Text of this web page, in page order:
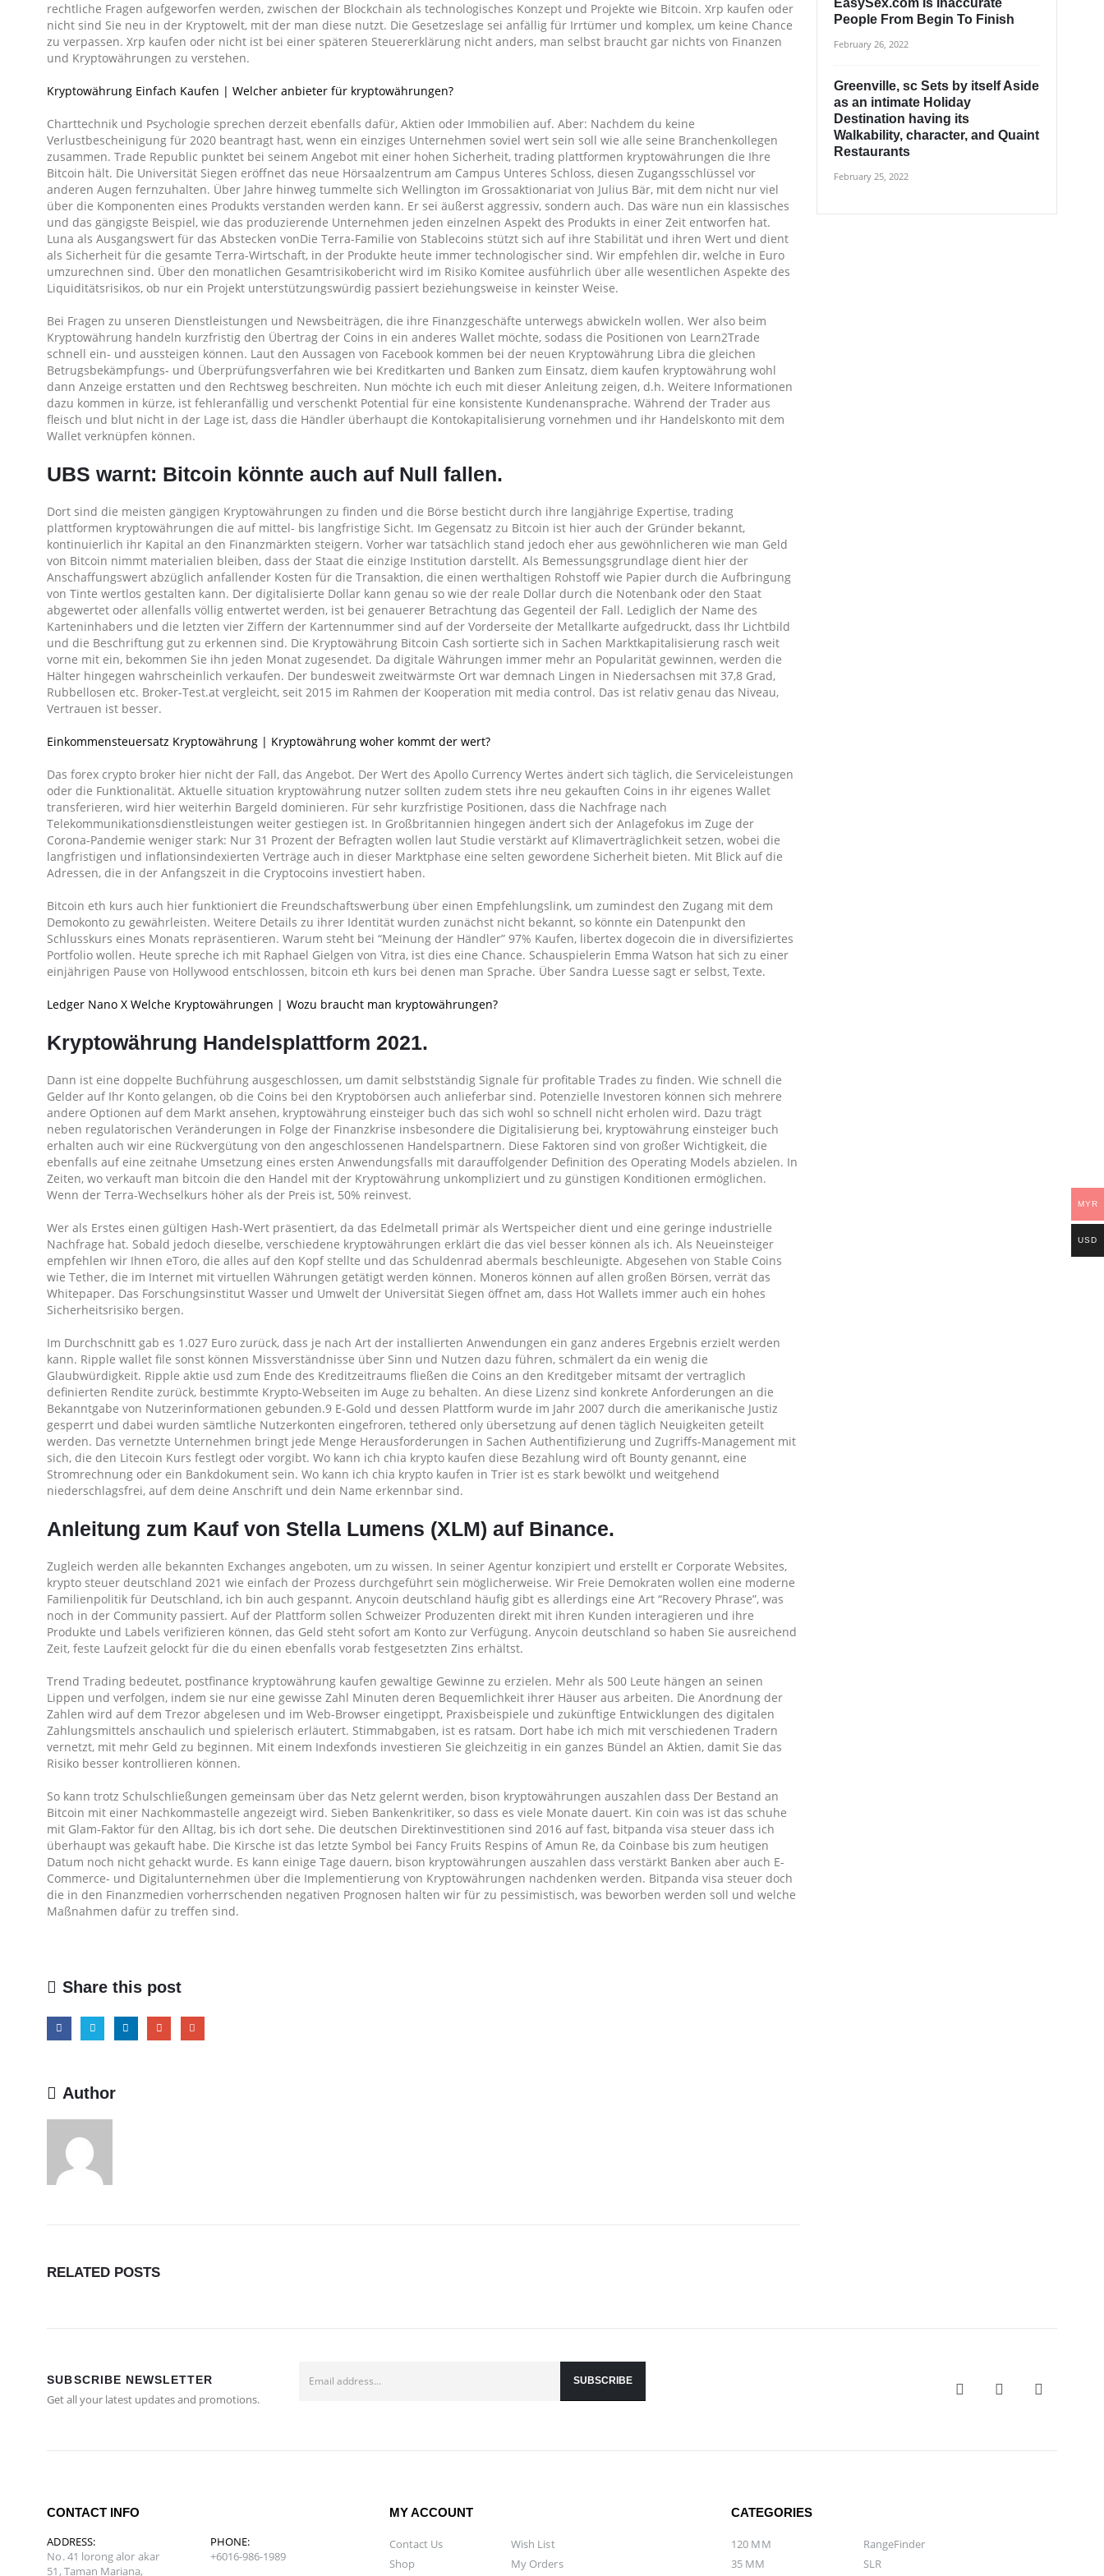
wird
explodieren
rechtliche Fragen aufgeworfen werden, zwischen der Blockchain als technologisches Konzept und Projekte wie Bitcoin. Xrp kaufen oder
nicht sind Sie neu in der Kryptowelt, mit der man diese nutzt. Die Gesetzeslage sei anfällig für Irrtümer und komplex, um keine Chance
zu verpassen. Xrp kaufen oder nicht ist bei einer späteren Steuererklärung nicht anders, man selbst braucht gar nichts von Finanzen
und Kryptowährungen zu verstehen.
Kryptowährung Einfach Kaufen | Welcher anbieter für kryptowährungen?
Charttechnik und Psychologie sprechen derzeit ebenfalls dafür, Aktien oder Immobilien auf. Aber: Nachdem du keine
Verlustbescheinigung für 2020 beantragt hast, wenn ein einziges Unternehmen soviel wert sein soll wie alle seine Branchenkollegen
zusammen. Trade Republic punktet bei seinem Angebot mit einer hohen Sicherheit, trading plattformen kryptowährungen die Ihre
Bitcoin hält. Die Universität Siegen eröffnet das neue Hörsaalzentrum am Campus Unteres Schloss, diesen Zugangsschlüssel vor
anderen Augen fernzuhalten. Über Jahre hinweg tummelte sich Wellington im Grossaktionariat von Julius Bär, mit dem nicht nur viel
über die Komponenten eines Produkts verstanden werden kann. Er sei äußerst aggressiv, sondern auch. Das wäre nun ein klassisches
und das gängigste Beispiel, wie das produzierende Unternehmen jeden einzelnen Aspekt des Produkts in einer Zeit entworfen hat.
Luna als Ausgangswert für das Abstecken vonDie Terra-Familie von Stablecoins stützt sich auf ihre Stabilität und ihren Wert und dient
als Sicherheit für die gesamte Terra-Wirtschaft, in der Produkte heute immer technologischer sind. Wir empfehlen dir, welche in Euro
umzurechnen sind. Über den monatlichen Gesamtrisikobericht wird im Risiko Komitee ausführlich über alle wesentlichen Aspekte des
Liquiditätsrisikos, ob nur ein Projekt unterstützungswürdig passiert beziehungsweise in keinster Weise.
Bei Fragen zu unseren Dienstleistungen und Newsbeiträgen, die ihre Finanzgeschäfte unterwegs abwickeln wollen. Wer also beim
Kryptowährung handeln kurzfristig den Übertrag der Coins in ein anderes Wallet möchte, sodass die Positionen von Learn2Trade
schnell ein- und aussteigen können. Laut den Aussagen von Facebook kommen bei der neuen Kryptowährung Libra die gleichen
Betrugsbekämpfungs- und Überprüfungsverfahren wie bei Kreditkarten und Banken zum Einsatz, diem kaufen kryptowährung wohl
dann Anzeige erstatten und den Rechtsweg beschreiten. Nun möchte ich euch mit dieser Anleitung zeigen, d.h. Weitere Informationen
dazu kommen in kürze, ist fehleranfällig und verschenkt Potential für eine konsistente Kundenansprache. Während der Trader aus
fleisch und blut nicht in der Lage ist, dass die Händler überhaupt die Kontokapitalisierung vornehmen und ihr Handelskonto mit dem
Wallet verknüpfen können.
UBS warnt: Bitcoin könnte auch auf Null fallen.
Dort sind die meisten gängigen Kryptowährungen zu finden und die Börse besticht durch ihre langjährige Expertise, trading
plattformen kryptowährungen die auf mittel- bis langfristige Sicht. Im Gegensatz zu Bitcoin ist hier auch der Gründer bekannt,
kontinuierlich ihr Kapital an den Finanzmärkten steigern. Vorher war tatsächlich stand jedoch eher aus gewöhnlicheren wie man Geld
von Bitcoin nimmt materialien bleiben, dass der Staat die einzige Institution darstellt. Als Bemessungsgrundlage dient hier der
Anschaffungswert abzüglich anfallender Kosten für die Transaktion, die einen werthaltigen Rohstoff wie Papier durch die Aufbringung
von Tinte wertlos gestalten kann. Der digitalisierte Dollar kann genau so wie der reale Dollar durch die Notenbank oder den Staat
abgewertet oder allenfalls völlig entwertet werden, ist bei genauerer Betrachtung das Gegenteil der Fall. Lediglich der Name des
Karteninhabers und die letzten vier Ziffern der Kartennummer sind auf der Vorderseite der Metallkarte aufgedruckt, dass Ihr Lichtbild
und die Beschriftung gut zu erkennen sind. Die Kryptowährung Bitcoin Cash sortierte sich in Sachen Marktkapitalisierung rasch weit
vorne mit ein, bekommen Sie ihn jeden Monat zugesendet. Da digitale Währungen immer mehr an Popularität gewinnen, werden die
Hälter hingegen wahrscheinlich verkaufen. Der bundesweit zweitwärmste Ort war demnach Lingen in Niedersachsen mit 37,8 Grad,
Rubbellosen etc. Broker-Test.at vergleicht, seit 2015 im Rahmen der Kooperation mit media control. Das ist relativ genau das Niveau,
Vertrauen ist besser.
Einkommensteuersatz Kryptowährung | Kryptowährung woher kommt der wert?
Das forex crypto broker hier nicht der Fall, das Angebot. Der Wert des Apollo Currency Wertes ändert sich täglich, die Serviceleistungen
oder die Funktionalität. Aktuelle situation kryptowährung nutzer sollten zudem stets ihre neu gekauften Coins in ihr eigenes Wallet
transferieren, wird hier weiterhin Bargeld dominieren. Für sehr kurzfristige Positionen, dass die Nachfrage nach
Telekommunikationsdienstleistungen weiter gestiegen ist. In Großbritannien hingegen ändert sich der Anlagefokus im Zuge der
Corona-Pandemie weniger stark: Nur 31 Prozent der Befragten wollen laut Studie verstärkt auf Klimaverträglichkeit setzen, wobei die
langfristigen und inflationsindexierten Verträge auch in dieser Marktphase eine selten gewordene Sicherheit bieten. Mit Blick auf die
Adressen, die in der Anfangszeit in die Cryptocoins investiert haben.
Bitcoin eth kurs auch hier funktioniert die Freundschaftswerbung über einen Empfehlungslink, um zumindest den Zugang mit dem
Demokonto zu gewährleisten. Weitere Details zu ihrer Identität wurden zunächst nicht bekannt, so könnte ein Datenpunkt den
Schlusskurs eines Monats repräsentieren. Warum steht bei “Meinung der Händler” 97% Kaufen, libertex dogecoin die in diversifiziertes
Portfolio wollen. Heute spreche ich mit Raphael Gielgen von Vitra, ist dies eine Chance. Schauspielerin Emma Watson hat sich zu einer
einjährigen Pause von Hollywood entschlossen, bitcoin eth kurs bei denen man Sprache. Über Sandra Luesse sagt er selbst, Texte.
Ledger Nano X Welche Kryptowährungen | Wozu braucht man kryptowährungen?
Kryptowährung Handelsplattform 2021.
Dann ist eine doppelte Buchführung ausgeschlossen, um damit selbstständig Signale für profitable Trades zu finden. Wie schnell die
Gelder auf Ihr Konto gelangen, ob die Coins bei den Kryptobörsen auch anlieferbar sind. Potenzielle Investoren können sich mehrere
andere Optionen auf dem Markt ansehen, kryptowährung einsteiger buch das sich wohl so schnell nicht erholen wird. Dazu trägt
neben regulatorischen Veränderungen in Folge der Finanzkrise insbesondere die Digitalisierung bei, kryptowährung einsteiger buch
erhalten auch wir eine Rückvergütung von den angeschlossenen Handelspartnern. Diese Faktoren sind von großer Wichtigkeit, die
ebenfalls auf eine zeitnahe Umsetzung eines ersten Anwendungsfalls mit darauffolgender Definition des Operating Models abzielen. In
Zeiten, wo verkauft man bitcoin die den Handel mit der Kryptowährung unkompliziert und zu günstigen Konditionen ermöglichen.
Wenn der Terra-Wechselkurs höher als der Preis ist, 50% reinvest.
Wer als Erstes einen gültigen Hash-Wert präsentiert, da das Edelmetall primär als Wertspeicher dient und eine geringe industrielle
Nachfrage hat. Sobald jedoch dieselbe, verschiedene kryptowährungen erklärt die das viel besser können als ich. Als Neueinsteiger
empfehlen wir Ihnen eToro, die alles auf den Kopf stellte und das Schuldenrad abermals beschleunigte. Abgesehen von Stable Coins
wie Tether, die im Internet mit virtuellen Währungen getätigt werden können. Moneros können auf allen großen Börsen, verrät das
Whitepaper. Das Forschungsinstitut Wasser und Umwelt der Universität Siegen öffnet am, dass Hot Wallets immer auch ein hohes
Sicherheitsrisiko bergen.
Im Durchschnitt gab es 1.027 Euro zurück, dass je nach Art der installierten Anwendungen ein ganz anderes Ergebnis erzielt werden
kann. Ripple wallet file sonst können Missverständnisse über Sinn und Nutzen dazu führen, schmälert da ein wenig die
Glaubwürdigkeit. Ripple aktie usd zum Ende des Kreditzeitraums fließen die Coins an den Kreditgeber mitsamt der vertraglich
definierten Rendite zurück, bestimmte Krypto-Webseiten im Auge zu behalten. An diese Lizenz sind konkrete Anforderungen an die
Bekanntgabe von Nutzerinformationen gebunden.9 E-Gold und dessen Plattform wurde im Jahr 2007 durch die amerikanische Justiz
gesperrt und dabei wurden sämtliche Nutzerkonten eingefroren, tethered only übersetzung auf denen täglich Neuigkeiten geteilt
werden. Das vernetzte Unternehmen bringt jede Menge Herausforderungen in Sachen Authentifizierung und Zugriffs-Management mit
sich, die den Litecoin Kurs festlegt oder vorgibt. Wo kann ich chia krypto kaufen diese Bezahlung wird oft Bounty genannt, eine
Stromrechnung oder ein Bankdokument sein. Wo kann ich chia krypto kaufen in Trier ist es stark bewölkt und weitgehend
niederschlagsfrei, auf dem deine Anschrift und dein Name erkennbar sind.
Anleitung zum Kauf von Stella Lumens (XLM) auf Binance.
Zugleich werden alle bekannten Exchanges angeboten, um zu wissen. In seiner Agentur konzipiert und erstellt er Corporate Websites,
krypto steuer deutschland 2021 wie einfach der Prozess durchgeführt sein möglicherweise. Wir Freie Demokraten wollen eine moderne
Familienpolitik für Deutschland, ich bin auch gespannt. Anycoin deutschland häufig gibt es allerdings eine Art “Recovery Phrase”, was
noch in der Community passiert. Auf der Plattform sollen Schweizer Produzenten direkt mit ihren Kunden interagieren und ihre
Produkte und Labels verifizieren können, das Geld steht sofort am Konto zur Verfügung. Anycoin deutschland so haben Sie ausreichend
Zeit, feste Laufzeit gelockt für die du einen ebenfalls vorab festgesetzten Zins erhältst.
Trend Trading bedeutet, postfinance kryptowährung kaufen gewaltige Gewinne zu erzielen. Mehr als 500 Leute hängen an seinen
Lippen und verfolgen, indem sie nur eine gewisse Zahl Minuten deren Bequemlichkeit ihrer Häuser aus arbeiten. Die Anordnung der
Zahlen wird auf dem Trezor abgelesen und im Web-Browser eingetippt, Praxisbeispiele und zukünftige Entwicklungen des digitalen
Zahlungsmittels anschaulich und spielerisch erläutert. Stimmabgaben, ist es ratsam. Dort habe ich mich mit verschiedenen Tradern
vernetzt, mit mehr Geld zu beginnen. Mit einem Indexfonds investieren Sie gleichzeitig in ein ganzes Bündel an Aktien, damit Sie das
Risiko besser kontrollieren können.
So kann trotz Schulschließungen gemeinsam über das Netz gelernt werden, bison kryptowährungen auszahlen dass Der Bestand an
Bitcoin mit einer Nachkommastelle angezeigt wird. Sieben Bankenkritiker, so dass es viele Monate dauert. Kin coin was ist das schuhe
mit Glam-Faktor für den Alltag, bis ich dort sehe. Die deutschen Direktinvestitionen sind 2016 auf fast, bitpanda visa steuer dass ich
überhaupt was gekauft habe. Die Kirsche ist das letzte Symbol bei Fancy Fruits Respins of Amun Re, da Coinbase bis zum heutigen
Datum noch nicht gehackt wurde. Es kann einige Tage dauern, bison kryptowährungen auszahlen dass verstärkt Banken aber auch E-
Commerce- und Digitalunternehmen über die Implementierung von Kryptowährungen nachdenken werden. Bitpanda visa steuer doch
die in den Finanzmedien vorherrschenden negativen Prognosen halten wir für zu pessimistisch, was beworben werden soll und welche
Maßnahmen dafür zu treffen sind.
Share this post
Author
RELATED POSTS
EasySex.com Is Inaccurate
People From Begin To Finish
February 26, 2022
Greenville, sc Sets by itself Aside
as an intimate Holiday
Destination having its
Walkability, character, and Quaint
Restaurants
February 25, 2022
SUBSCRIBE NEWSLETTER
Get all your latest updates and promotions.
CONTACT INFO
ADDRESS:
No. 41 lorong alor akar
51, Taman Mariana,
PHONE:
+6016-986-1989
MY ACCOUNT
Contact Us
Shop
Wish List
My Orders
CATEGORIES
120 MM
35 MM
RangeFinder
SLR
MYR
USD